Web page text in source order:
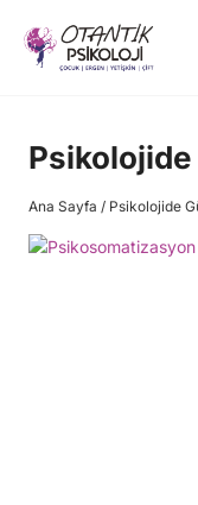
content
Ana Sayfa / Psikolojide